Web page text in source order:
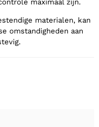
maximaal zijn.
materialen, kan
omstandigheden aan